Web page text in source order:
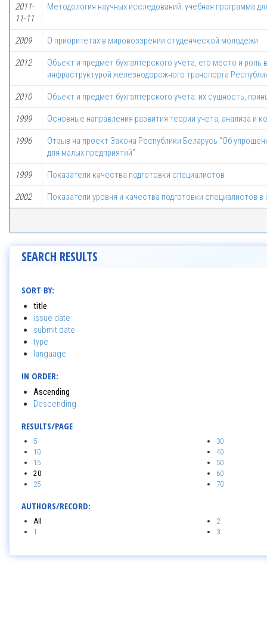
2011-
11-11
Методология научных исследований: учебная программа
2009 О приоритетах в мировоззрении студенческой молодежи
2012
Объект и предмет бухгалтерского учета, его место и
инфраструктурой железнодорожного транспорта
2010 Объект и предмет бухгалтерского учета: их сущность,
1999 Основные направления развития теории учета, анализа и
1996
Отзыв на проект Закона Республики Беларусь “Об
для малых предприятий”
1999 Показатели качества подготовки специалистов
2002 Показатели уровня и качества подготовки специалистов
SEARCH RESULTS
SORT BY:
title
issue date
submit date
type
language
IN ORDER:
Ascending
Descending
RESULTS/PAGE
5
10
15
20
25
30
40
50
60
70
AUTHORS/RECORD:
All
1
2
3